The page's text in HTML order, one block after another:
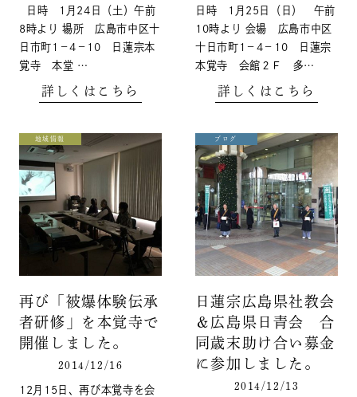
日時 1月24日（土）午前
8時より 場所 広島市中区十
日市町1－4－10 日蓮宗本
覚寺 本堂 …
詳しくはこちら
日時 1月25日（日） 午前
10時より 会場 広島市中区
十日市町1－4－10 日蓮宗
本覚寺 会館２Ｆ 多…
詳しくはこちら
地域情報
再び「被爆体験伝承
者研修」を本覚寺で
開催しました。
2014/12/16
12月15日、再び本覚寺を会
ブログ
日蓮宗広島県社教会
＆広島県日青会 合
同歳末助け合い募金
に参加しました。
2014/12/13